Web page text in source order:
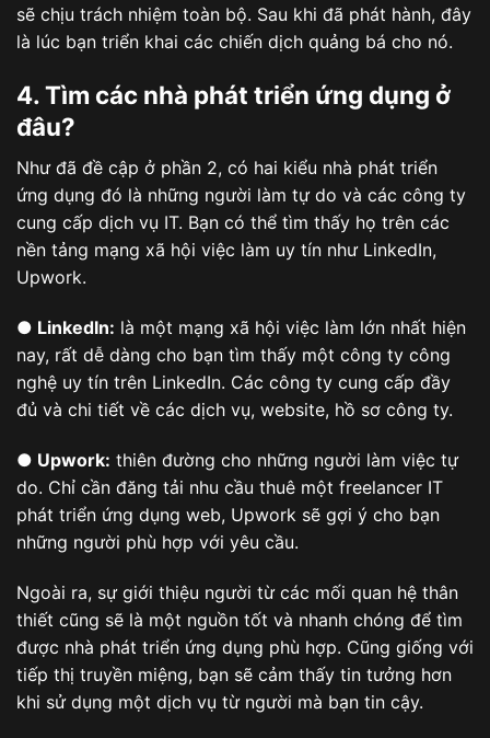
sẽ chịu trách nhiệm toàn bộ. Sau khi đã phát hành, đây
là lúc bạn triển khai các chiến dịch quảng bá cho nó.
4. Tìm các nhà phát triển ứng dụng ở
đâu?
Như đã đề cập ở phần 2, có hai kiểu nhà phát triển
ứng dụng đó là những người làm tự do và các công ty
cung cấp dịch vụ IT. Bạn có thể tìm thấy họ trên các
nền tảng mạng xã hội việc làm uy tín như LinkedIn,
Upwork.
● LinkedIn: là một mạng xã hội việc làm lớn nhất hiện
nay, rất dễ dàng cho bạn tìm thấy một công ty công
nghệ uy tín trên LinkedIn. Các công ty cung cấp đầy
đủ và chi tiết về các dịch vụ, website, hồ sơ công ty.
● Upwork: thiên đường cho những người làm việc tự
do. Chỉ cần đăng tải nhu cầu thuê một freelancer IT
phát triển ứng dụng web, Upwork sẽ gợi ý cho bạn
những người phù hợp với yêu cầu.
Ngoài ra, sự giới thiệu người từ các mối quan hệ thân
thiết cũng sẽ là một nguồn tốt và nhanh chóng để tìm
được nhà phát triển ứng dụng phù hợp. Cũng giống với
tiếp thị truyền miệng, bạn sẽ cảm thấy tin tưởng hơn
khi sử dụng một dịch vụ từ người mà bạn tin cậy.